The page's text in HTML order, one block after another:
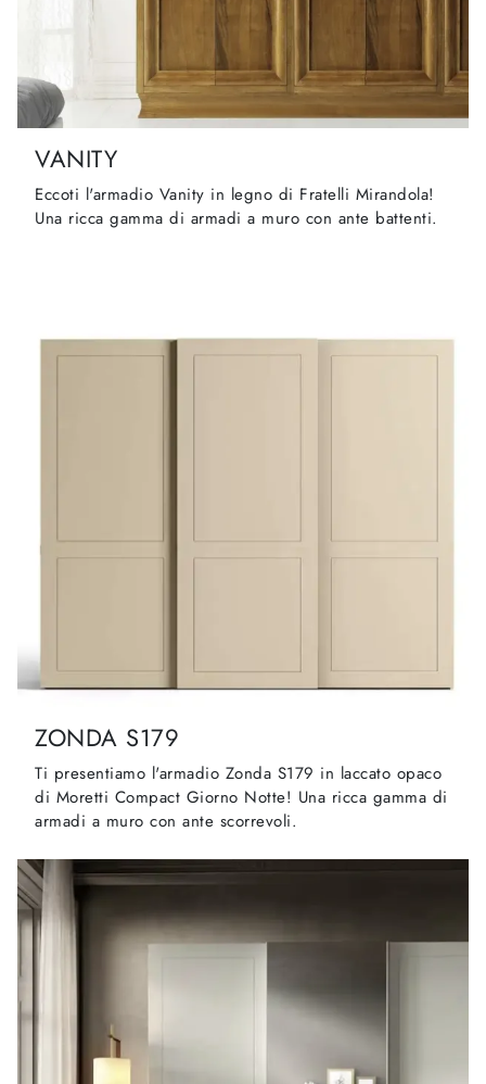
VANITY
Eccoti l'armadio Vanity in legno di Fratelli Mirandola!
Una ricca gamma di armadi a muro con ante battenti.
ZONDA S179
Ti presentiamo l'armadio Zonda S179 in laccato opaco
di Moretti Compact Giorno Notte! Una ricca gamma di
armadi a muro con ante scorrevoli.